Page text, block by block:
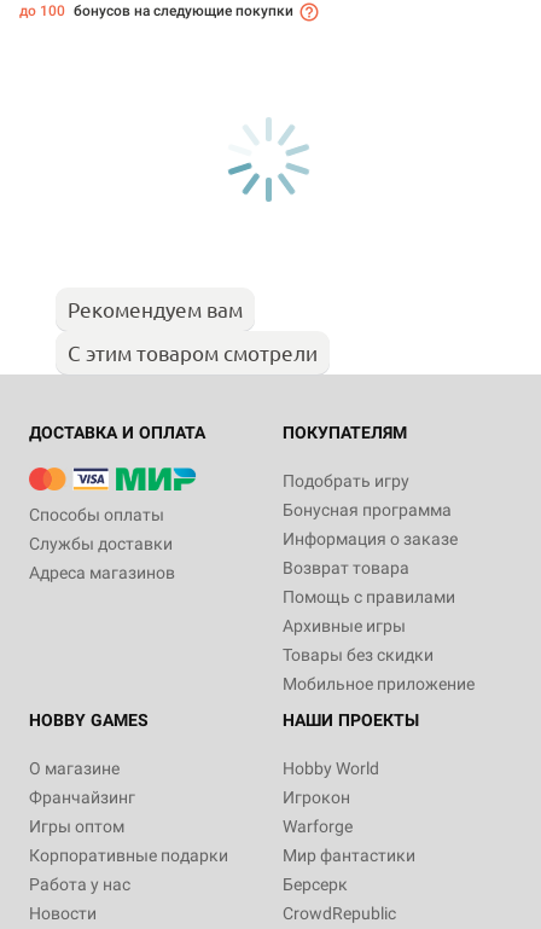
до 100 бонусов на следующие покупки
Рекомендуем вам
С этим товаром смотрели
ДОСТАВКА И ОПЛАТА
Способы оплаты
Службы доставки
Адреса магазинов
ПОКУПАТЕЛЯМ
Подобрать игру
Бонусная программа
Информация о заказе
Возврат товара
Помощь с правилами
Архивные игры
Товары без скидки
Мобильное приложение
HOBBY GAMES
О магазине
Франчайзинг
Игры оптом
Корпоративные подарки
Работа у нас
Новости
НАШИ ПРОЕКТЫ
Hobby World
Игрокон
Warforge
Мир фантастики
Берсерк
CrowdRepublic